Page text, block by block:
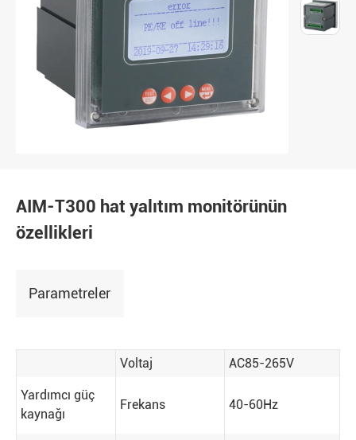
AIM-T300 hat yalıtım monitörünün
özellikleri
Parametreler
Voltaj AC85-265V
Yardımcı güç
kaynağı
Frekans 40-60Hz